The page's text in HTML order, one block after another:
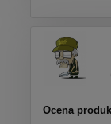
Ocena